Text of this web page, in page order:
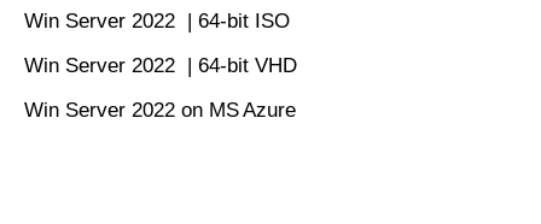
Win Server 2022 | 64-bit ISO
Win Server 2022 | 64-bit VHD
Win Server 2022 on MS Azure